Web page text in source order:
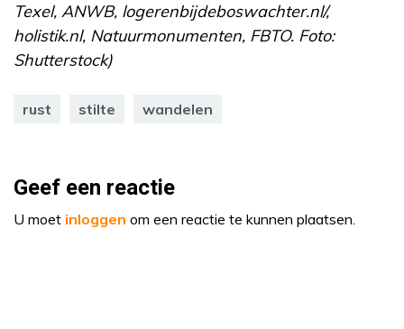
Texel, ANWB, logerenbijdeboswachter.nl/,
holistik.nl, Natuurmonumenten, FBTO. Foto:
Shutterstock)
rust stilte wandelen
Geef een reactie
U moet inloggen om een reactie te kunnen plaatsen.